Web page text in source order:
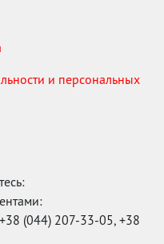
и персональных
(044) 207-33-05, +38